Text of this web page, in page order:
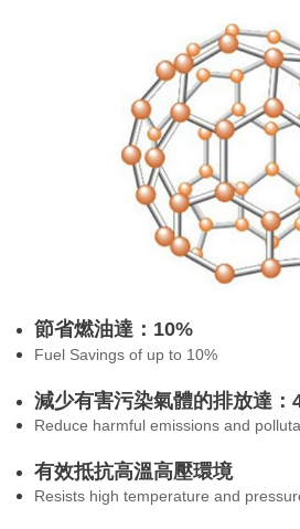
節省燃油達：10%
Fuel Savings of up to 10%
減少有害污染氣體的排放達：
Reduce harmful emissions and
有效抵抗高溫高壓環境
Resists high temperature and